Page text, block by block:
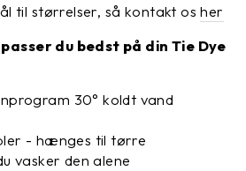
til størrelser, så kontakt os her
du bedst på din Tie Dye
30° koldt vand
- hænges til tørre
vasker den alene